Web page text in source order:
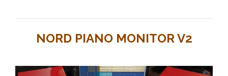
NORD PIANO MONITOR V2